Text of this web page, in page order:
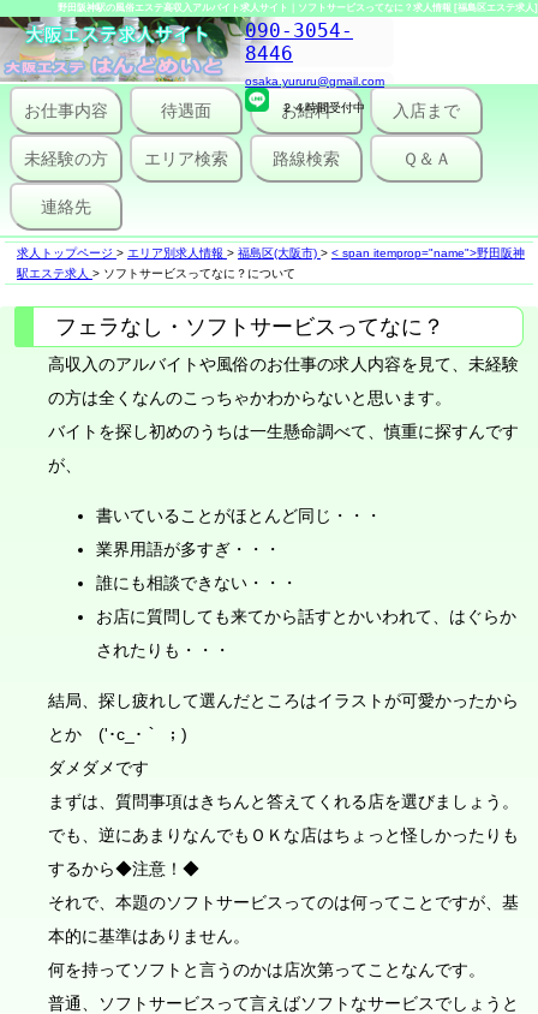
野田阪神駅の風俗エステ高収入アルバイト求人サイト｜ソフトサービスってなに？求人情報 [福島区エステ求人]
090-3054-
8446
osaka.yururu@gmail.com
２４時間受付中
お仕事内容 待遇面 お給料 入店まで
未経験の方 エリア検索 路線検索 Ｑ＆Ａ
連絡先
求人トップページ > エリア別求人情報 > 福島区(大阪市) > < span itemprop="name">野田阪神
駅エステ求人 > ソフトサービスってなに？について
フェラなし・ソフトサービスってなに？
高収入のアルバイトや風俗のお仕事の求人内容を見て、未経験
の方は全くなんのこっちゃかわからないと思います。
バイトを探し初めのうちは一生懸命調べて、慎重に探すんです
が、
書いていることがほとんど同じ・・・
業界用語が多すぎ・・・
誰にも相談できない・・・
お店に質問しても来てから話すとかいわれて、はぐらか
されたりも・・・
結局、探し疲れして選んだところはイラストが可愛かったから
とか ('･c_･｀ ；)
ダメダメです
まずは、質問事項はきちんと答えてくれる店を選びましょう。
でも、逆にあまりなんでもＯＫな店はちょっと怪しかったりも
するから◆注意！◆
それで、本題のソフトサービスってのは何ってことですが、基
本的に基準はありません。
何を持ってソフトと言うのかは店次第ってことなんです。
普通、ソフトサービスって言えばソフトなサービスでしょうと